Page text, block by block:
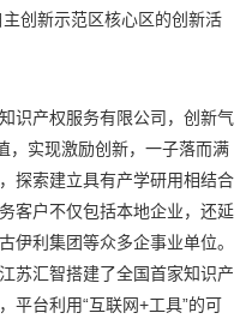
创新示范区核心区的创新活
识产权服务有限公司，创新气
，实现激励创新，一子落而满
探索建立具有产学研用相结合
客户不仅包括本地企业，还延
伊利集团等众多企事业单位。
苏汇智搭建了全国首家知识产
平台利用“互联网+工具”的可